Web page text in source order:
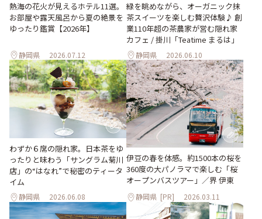
熱海の花火が見えるホテル11選。
お部屋や露天風呂から夏の絶景を
ゆったり鑑賞【2026年】
静岡県 2026.07.12
緑を眺めながら、オーガニック抹
茶スイーツを楽しむ贅沢体験♪ 創
業110年超の茶農家が営む隠れ家
カフェ / 掛川「Teatime まるは」
静岡県 2026.06.10
わずか６席の隠れ家。日本茶をゆ
ったりと味わう「サングラム菊川
店」の“はなれ”で秘密のティータ
イム
静岡県 2026.06.08
伊豆の春を体感。約1500本の桜を
360度の大パノラマで楽しむ「桜
オープンバスツアー」／界 伊東
静岡県 [PR] 2026.03.11